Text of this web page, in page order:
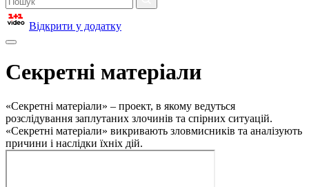
Відкрити у додатку
Секретні матеріали
«Секретні матеріали» – проект, в якому ведуться
розслідування заплутаних злочинів та спірних ситуацій.
«Секретні матеріали» викривають зловмисників та аналізують
причини і наслідки їхніх дій.